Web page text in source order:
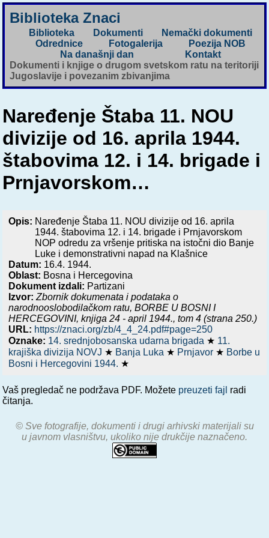
Biblioteka Znaci
Biblioteka Dokumenti
Nemački dokumenti
Odrednice
Fotogalerija
Poezija NOB
Na današnji dan
Kontakt
Dokumenti i knjige o drugom svetskom ratu na teritoriji
Jugoslavije i povezanim zbivanjima
Naređenje Štaba 11. NOU
divizije od 16. aprila 1944.
štabovima 12. i 14. brigade i
Prnjavorskom…
Opis: Naređenje Štaba 11. NOU divizije od 16. aprila
1944. štabovima 12. i 14. brigade i Prnjavorskom
NOP odredu za vršenje pritiska na istočni dio Banje
Luke i demonstrativni napad na Klašnice
Datum: 16.4. 1944.
Oblast: Bosna i Hercegovina
Dokument izdali: Partizani
Izvor: Zbornik dokumenata i podataka o
narodnooslobodilačkom ratu,BORBE U BOSNI I
HERCEGOVINI, knjiga 24 - april 1944., tom 4 (strana 250.)
URL: https://znaci.org/zb/4_4_24.pdf#page=250
Oznake: 14. srednjobosanska udarna brigada ★ 11.
krajiška divizija NOVJ ★ Banja Luka ★ Prnjavor ★ Borbe u
Bosni i Hercegovini 1944. ★
Vaš pregledač ne podržava PDF. Možete preuzeti fajl radi
čitanja.
© Sve fotografije, dokumenti i drugi arhivski materijali su
u javnom vlasništvu, ukoliko nije drukčije naznačeno.